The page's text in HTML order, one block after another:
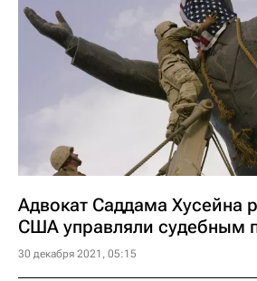
Адвокат Саддама Хусейна
США управляли судебным
30 декабря 2021, 05:15